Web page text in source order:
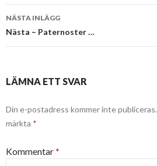
NÄSTA INLÄGG
Nästa – Paternoster …
LÄMNA ETT SVAR
Din e-postadress kommer inte publiceras.
märkta *
Kommentar*